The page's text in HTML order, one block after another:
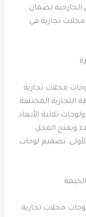
الخارجية لضمان
تجارية في
محلات تجارية
التجارية المختلفة.
ثلاثية الأبعاد
ويمنح المحل
تصميم لوحات
محلات تجارية